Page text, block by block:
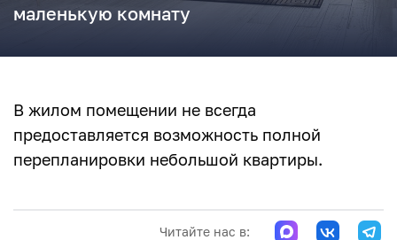
маленькую комнату
В жилом помещении не всегда
предоставляется возможность полной
перепланировки небольшой квартиры.
Читайте нас в: